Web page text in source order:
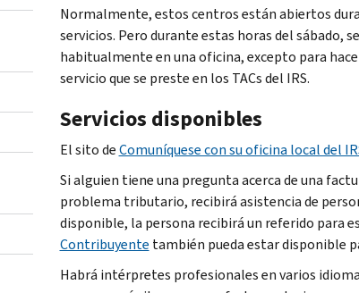
Normalmente, estos centros están abiertos
servicios. Pero durante estas horas del sábado,
habitualmente en una oficina, excepto para
servicio que se preste en los TACs del IRS.
Servicios disponibles
El sito deComuníquese con su oficina local del
Si alguien tiene una pregunta acerca de una
problema tributario, recibirá asistencia de
disponible, la persona recibirá un referido para
Contribuyente también pueda estar disponible
Habrá intérpretes profesionales en varios